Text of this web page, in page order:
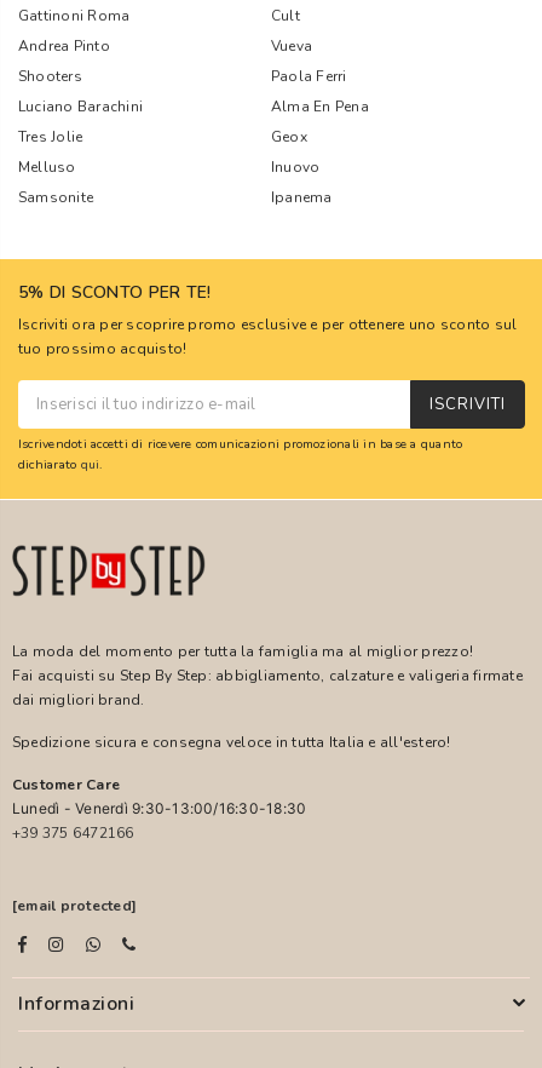
Gattinoni Roma
Cult
Andrea Pinto
Vueva
Shooters
Paola Ferri
Luciano Barachini
Alma En Pena
Tres Jolie
Geox
Melluso
Inuovo
Samsonite
Ipanema
5% DI SCONTO PER TE!
Iscriviti ora per scoprire promo esclusive e per ottenere uno sconto sul
tuo prossimo acquisto!
ISCRIVITI
Iscrivendoti accetti di ricevere comunicazioni promozionali in base a quanto
dichiarato qui.
La moda del momento per tutta la famiglia ma al miglior prezzo!
Fai acquisti su Step By Step: abbigliamento, calzature e valigeria firmate
dai migliori brand.
Spedizione sicura e consegna veloce in tutta Italia e all'estero!
Customer Care
Lunedì - Venerdì 9:30-13:00/16:30-18:30
+39 375 6472166
[email protected]
Informazioni